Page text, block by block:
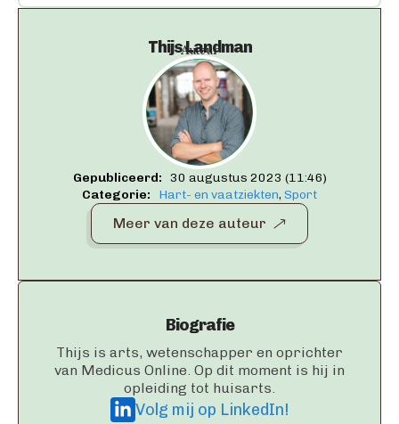
Auteur
Thijs Landman
Gepubliceerd: 30 augustus 2023 (11:46)
Categorie: Hart- en vaatziekten Sport
Meer van deze auteur
Biografie
Thijs is arts, wetenschapper en oprichter
van Medicus Online. Op dit moment is hij in
opleiding tot huisarts.
Volg mij op LinkedIn!